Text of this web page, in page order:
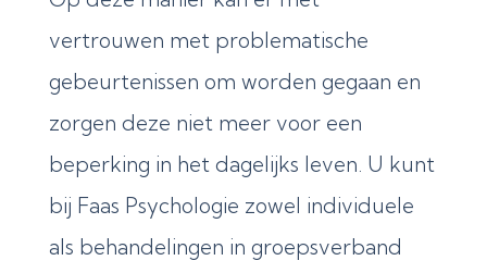
vertrouwen met problematische
gebeurtenissen om worden gegaan en
zorgen deze niet meer voor een
beperking in het dagelijks leven. U kunt
bij Faas Psychologie zowel individuele
als behandelingen in groepsverband